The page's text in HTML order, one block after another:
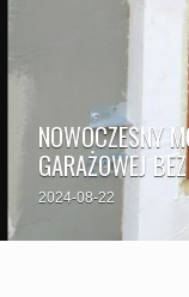
NOWOCZESNY
GARAŻOWEJ
2024-08-22